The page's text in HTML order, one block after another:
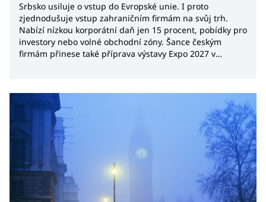
Srbsko usiluje o vstup do Evropské unie. I proto
zjednodušuje vstup zahraničním firmám na svůj trh.
Nabízí nízkou korporátní daň jen 15 procent, pobídky pro
investory nebo volné obchodní zóny. Šance českým
firmám přinese také příprava výstavy Expo 2027 v